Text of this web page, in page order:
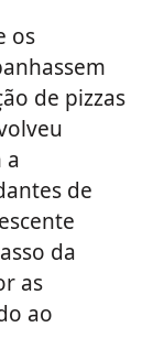
os
de pizzas
a
de
da
as
ao